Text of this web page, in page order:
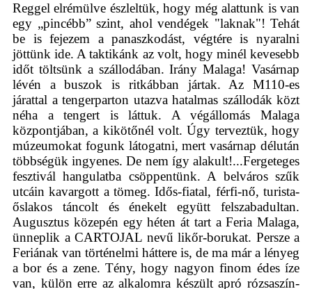
Reggel elrémülve észleltük, hogy még alattunk is van
egy „pincébb” szint, ahol vendégek "laknak"! Tehát
be is fejezem a panaszkodást, végtére is nyaralni
jöttünk ide. A taktikánk az volt, hogy minél kevesebb
időt töltsünk a szállodában. Irány Malaga! Vasárnap
lévén a buszok is ritkábban jártak. Az M110-es
járattal a tengerparton utazva hatalmas szállodák közt
néha a tengert is láttuk. A végállomás Malaga
központjában, a kikötőnél volt. Úgy terveztük, hogy
múzeumokat fogunk látogatni, mert vasárnap délután
többségük ingyenes. De nem így alakult!...Fergeteges
fesztivál hangulatba csöppentünk. A belváros szűk
utcáin kavargott a tömeg. Idős-fiatal, férfi-nő, turista-
őslakos táncolt és énekelt együtt felszabadultan.
Augusztus közepén egy héten át tart a Feria Malaga,
ünneplik a CARTOJAL nevű likőr-borukat. Persze a
Feriának van történelmi háttere is, de ma már a lényeg
a bor és a zene. Tény, hogy nagyon finom édes íze
van, külön erre az alkalomra készült apró rózsaszín-